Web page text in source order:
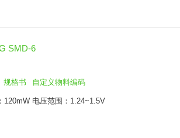
SMD-6
规格书 自定义物料编码
120mW 电压范围：1.24~1.5V